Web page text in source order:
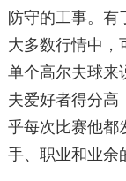
防守的工事。
大多数行情中，
单个高尔夫球来
夫爱好者得分高
乎每次比赛他都
手、职业和业余